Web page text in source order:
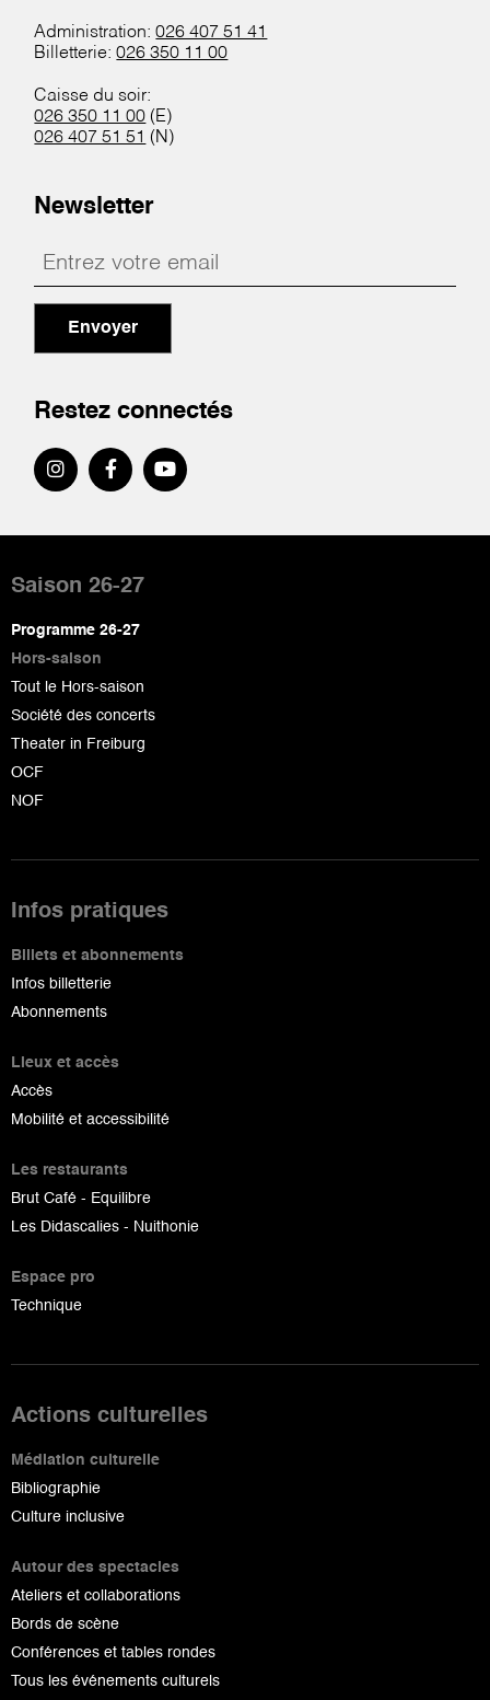
Administration:026 407 51 41
Billetterie:026 350 11 00
Caisse du soir:
026 350 11 00 (E)
026 407 51 51 (N)
Newsletter
Envoyer
Restez connectés
de
page
Saison 26-27
Programme 26-27
Hors-saison
Tout le Hors-saison
Société des concerts
Theater in Freiburg
OCF
NOF
Infos pratiques
Billets et abonnements
Infos billetterie
Abonnements
Lieux et accès
Accès
Mobilité et accessibilité
Les restaurants
Brut Café - Equilibre
Les Didascalies - Nuithonie
Espace pro
Technique
Actions culturelles
Médiation culturelle
Bibliographie
Culture inclusive
Autour des spectacles
Ateliers et collaborations
Bords de scène
Conférences et tables rondes
Tous les événements culturels